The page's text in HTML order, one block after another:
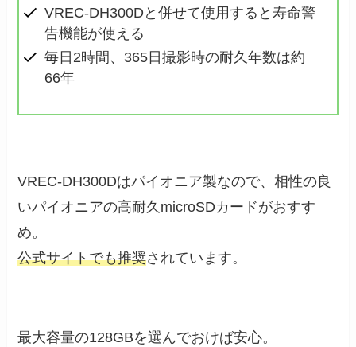
VREC-DH300Dと併せて使用すると寿命警
告機能が使える
毎⽇2時間、365⽇撮影時の耐久年数は約
66年
VREC-DH300Dはパイオニア製なので、相性の良
いパイオニアの高耐久microSDカードがおすす
め。
公式サイトでも推奨されています。
最大容量の128GBを選んでおけば安心。